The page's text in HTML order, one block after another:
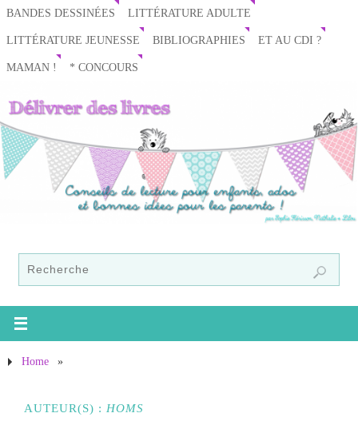
BANDES DESSINÉES LITTÉRATURE ADULTE
LITTÉRATURE JEUNESSE BIBLIOGRAPHIES ET AU CDI ?
MAMAN ! * CONCOURS
Home »
AUTEUR(S) : HOMS